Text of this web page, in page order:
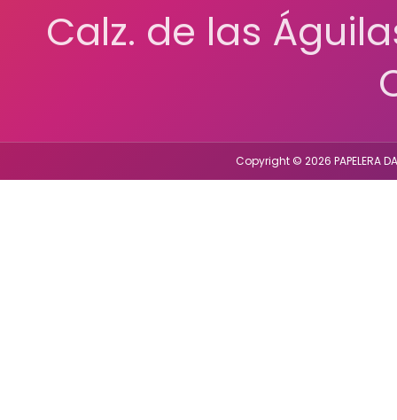
Calz. de las
Copyright © 2026 PAPELERA